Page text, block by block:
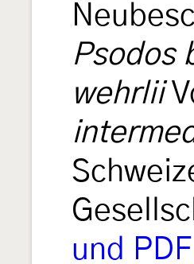
Psodos
wehrlii
und